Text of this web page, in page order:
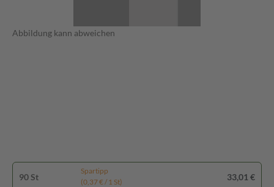
Abbildung kann abweichen
90 St
Spartipp
(0,37 € / 1 St)
33,01 €